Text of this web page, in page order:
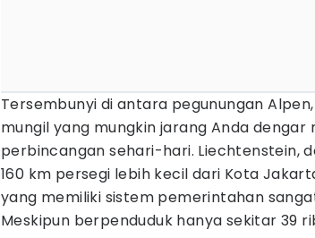
Tersembunyi di antara pegunungan
mungil yang mungkin jarang Anda dengar
perbincangan sehari-hari. Liechtenstein,
160 km persegi lebih kecil dari Kota
yang memiliki sistem pemerintahan
Meskipun berpenduduk hanya sekitar 39